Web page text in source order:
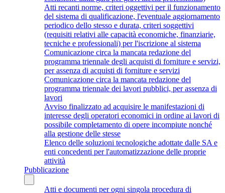
Atti recanti norme, criteri oggettivi per il funzionamento
del sistema di qualificazione, l'eventuale aggiornamento
periodico dello stesso e durata, criteri soggettivi
(requisiti relativi alle capacità economiche, finanziarie,
tecniche e professionali) per l'iscrizione al sistema
Comunicazione circa la mancata redazione del
programma triennale degli acquisti di forniture e servizi,
per assenza di acquisti di forniture e servizi
Comunicazione circa la mancata redazione del
programma triennale dei lavori pubblici, per assenza di
lavori
Avviso finalizzato ad acquisire le manifestazioni di
interesse degli operatori economici in ordine ai lavori di
possibile completamento di opere incompiute nonché
alla gestione delle stesse
Elenco delle soluzioni tecnologiche adottate dalle SA e
enti concedenti per l'automatizzazione delle proprie
attività
Pubblicazione
Atti e documenti per ogni singola procedura di